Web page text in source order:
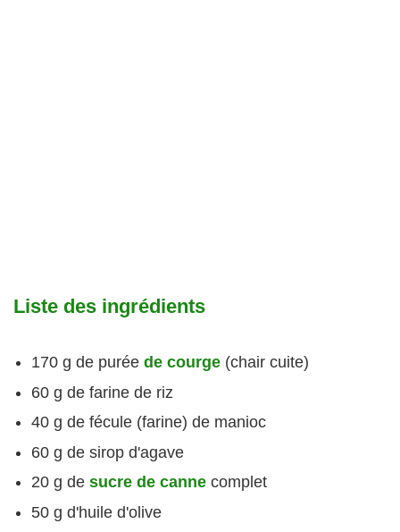
Liste des ingrédients
170 g de purée de courge(chair cuite)
60 g de farine de riz
40 g de fécule (farine) de manioc
60 g de sirop d'agave
20 g de sucre de cannecomplet
50 g d'huile d'olive